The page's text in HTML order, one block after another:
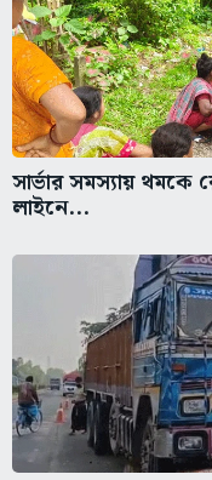
সার্ভার সমস্যায় থমকে
লাইনে...